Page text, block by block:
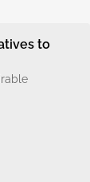
to